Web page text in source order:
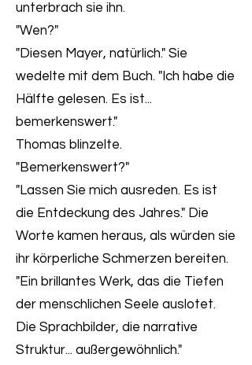
unterbrach sie ihn.
"Wen?"
"Diesen Mayer, natürlich." Sie
wedelte mit dem Buch. "Ich habe die
Hälfte gelesen. Es ist...
bemerkenswert."
Thomas blinzelte.
"Bemerkenswert?"
"Lassen Sie mich ausreden. Es ist
die Entdeckung des Jahres." Die
Worte kamen heraus, als würden sie
ihr körperliche Schmerzen bereiten.
"Ein brillantes Werk, das die Tiefen
der menschlichen Seele auslotet.
Die Sprachbilder, die narrative
Struktur... außergewöhnlich."